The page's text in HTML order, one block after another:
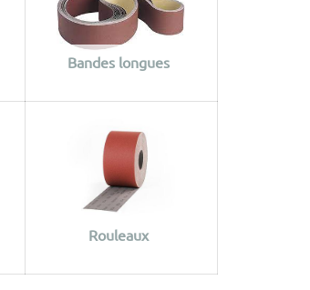
Bandes longues
Rouleaux